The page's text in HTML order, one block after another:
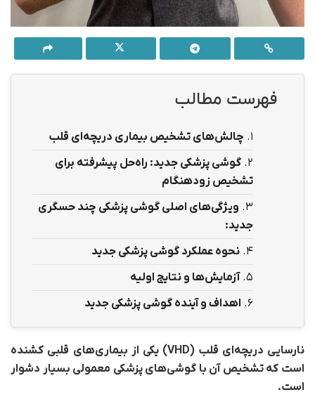
فهرست مطالب
1. چالش‌های تشخیص بیماری دریچه‌ای قلب
2. گوشی پزشکی جدید: راه‌حل پیشرفته برای
تشخیص زودهنگام
3. ویژگی‌های اصلی گوشی پزشکی چند حسگری
جدید:
4. نحوه عملکرد گوشی پزشکی جدید
5. آزمایش‌ها و نتایج اولیه
6. اهداف و آینده گوشی پزشکی جدید
نارسایی دریچه‌ای قلب (VHD) یکی از بیماری‌های قلبی کشنده
است که تشخیص آن با گوشی‌های پزشکی معمولی بسیار دشوار
است.